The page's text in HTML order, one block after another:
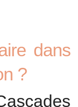
dans
?